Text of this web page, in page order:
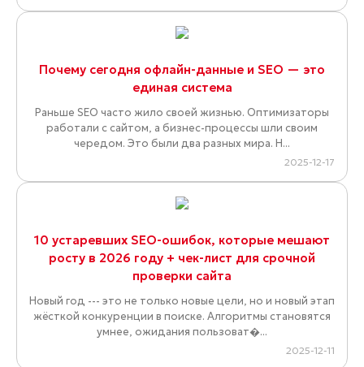
Почему сегодня офлайн-данные и SEO — это
единая система
Раньше SEO часто жило своей жизнью. Оптимизаторы
работали с сайтом, а бизнес-процессы шли своим
чередом. Это были два разных мира. Н...
2025-12-17
10 устаревших SEO-ошибок, которые мешают
росту в 2026 году + чек-лист для срочной
проверки сайта
Новый год --- это не только новые цели, но и новый этап
жёсткой конкуренции в поиске. Алгоритмы становятся
умнее, ожидания пользоват�...
2025-12-11